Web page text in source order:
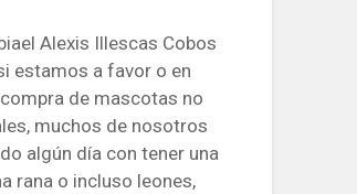
Alexis Illescas Cobos
estamos a favor o en
de mascotas no
muchos de nosotros
algún día con tener una
rana o incluso leones,